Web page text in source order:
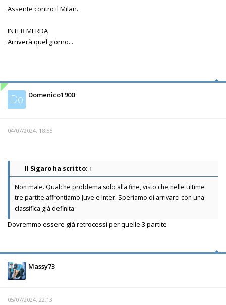
Assente contro il Milan.
INTER MERDA
Arriverà quel giorno...
Do Domenico1900
04/07/2024, 18:55
Il Sigaro ha scritto: ↑
Non male. Qualche problema solo alla fine, visto che nelle ultime
tre partite affrontiamo Juve e Inter. Speriamo di arrivarci con una
classifica già definita
Dovremmo essere già retrocessi per quelle 3 partite
Massy73
05/07/2024, 22:13